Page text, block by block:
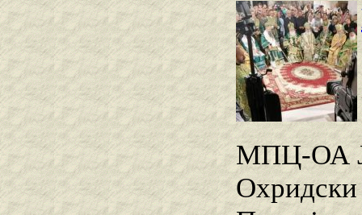
МПЦ-ОА